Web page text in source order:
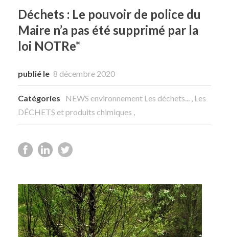
Déchets : Le pouvoir de police du
Maire n’a pas été supprimé par la
loi NOTRe*
publié le 8 décembre 2020
Catégories NEWS environnement Les déchets... , Les
DÉCHETS et produits chimiques ,